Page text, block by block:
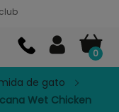
0
de gato
Wet Chicken